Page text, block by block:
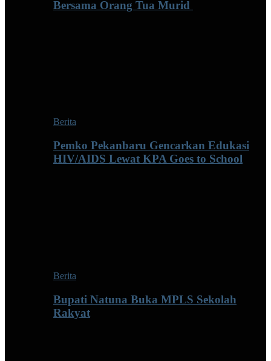
Bersama Orang Tua Murid ‎
Berita
Pemko Pekanbaru Gencarkan Edukasi
HIV/AIDS Lewat KPA Goes to School
Berita
Bupati Natuna Buka MPLS Sekolah
Rakyat